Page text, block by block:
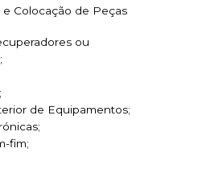
e Colocação de Peças
ou
de Equipamentos;
fim;